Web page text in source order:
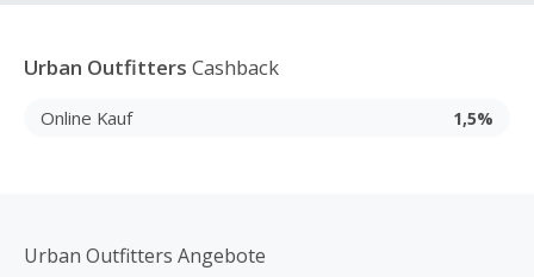
Urban Outfitters Cashback
Online Kauf 1,5%
Urban Outfitters Angebote